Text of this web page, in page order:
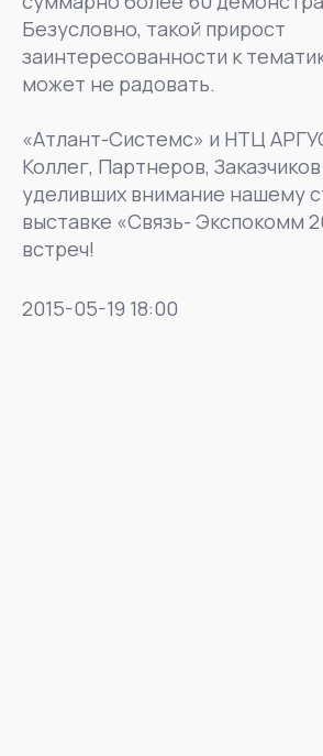
Безусловно, такой прирост
заинтересованности к
может не радовать.
«Атлант-Системс» и НТЦ
Коллег, Партнеров,
уделивших внимание нашему
выставке «Связь- Экспокомм
встреч!
2015-05-19 18:00